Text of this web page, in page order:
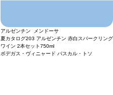
アルゼンチン メンドーサ
夏カタログ203 アルゼンチン 赤白スパークリング
ワイン 2本セット750ml
ボデガス・ヴィニャード パスカル・トソ